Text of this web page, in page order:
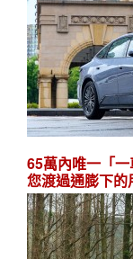
65萬內唯一「
您渡過通膨下的